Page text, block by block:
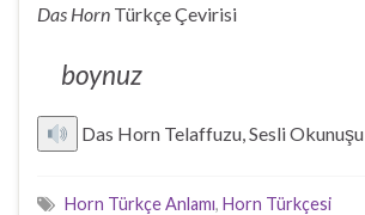
Das Horn Türkçe Çevirisi
boynuz
Das Horn Telaffuzu, Sesli Okunuşu
Horn Türkçe Anlamı, Horn Türkçesi